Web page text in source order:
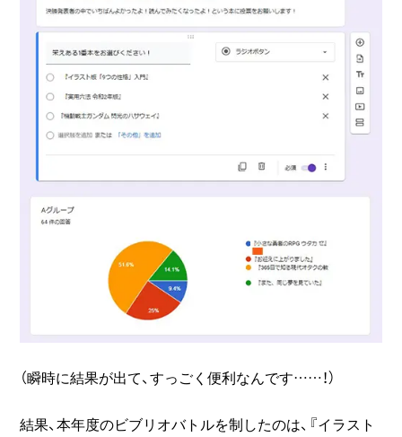
（瞬時に結果が出て、すっごく便利なんです……！）
結果、本年度のビブリオバトルを制したのは、『イラスト